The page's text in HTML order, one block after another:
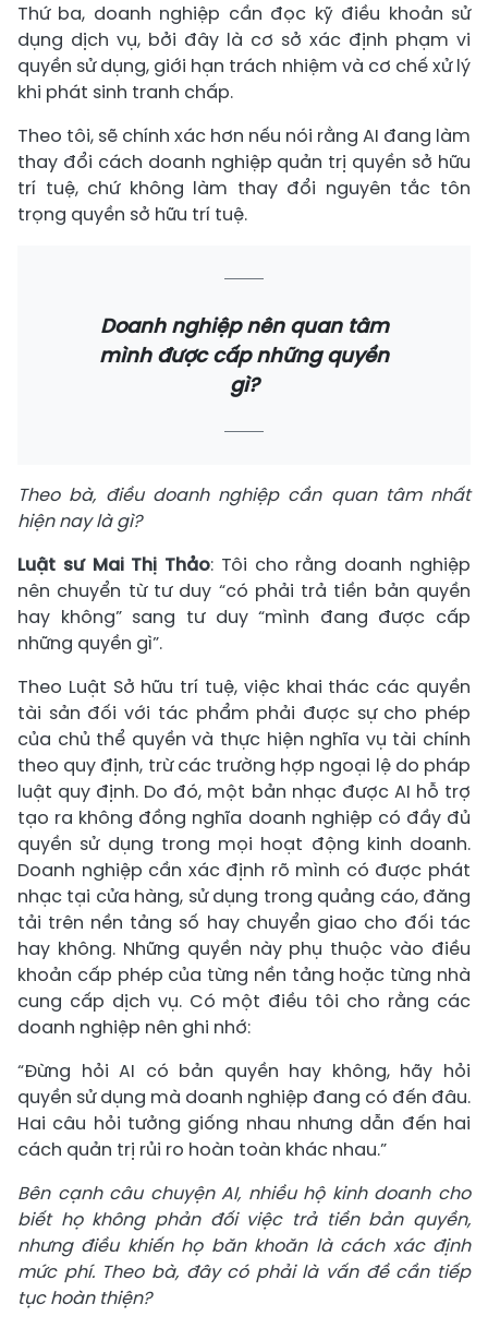
Thứ ba, doanh nghiệp cần đọc kỹ điều khoản sử
dụng dịch vụ, bởi đây là cơ sở xác định phạm vi
quyền sử dụng, giới hạn trách nhiệm và cơ chế xử lý
khi phát sinh tranh chấp.
Theo tôi, sẽ chính xác hơn nếu nói rằng AI đang làm
thay đổi cách doanh nghiệp quản trị quyền sở hữu
trí tuệ, chứ không làm thay đổi nguyên tắc tôn
trọng quyền sở hữu trí tuệ.
Doanh nghiệp nên quan tâm
mình được cấp những quyền
gì?
Theo bà, điều doanh nghiệp cần quan tâm nhất
hiện nay là gì?
Luật sư Mai Thị Thảo: Tôi cho rằng doanh nghiệp
nên chuyển từ tư duy “có phải trả tiền bản quyền
hay không” sang tư duy “mình đang được cấp
những quyền gì”.
Theo Luật Sở hữu trí tuệ, việc khai thác các quyền
tài sản đối với tác phẩm phải được sự cho phép
của chủ thể quyền và thực hiện nghĩa vụ tài chính
theo quy định, trừ các trường hợp ngoại lệ do pháp
luật quy định. Do đó, một bản nhạc được AI hỗ trợ
tạo ra không đồng nghĩa doanh nghiệp có đầy đủ
quyền sử dụng trong mọi hoạt động kinh doanh.
Doanh nghiệp cần xác định rõ mình có được phát
nhạc tại cửa hàng, sử dụng trong quảng cáo, đăng
tải trên nền tảng số hay chuyển giao cho đối tác
hay không. Những quyền này phụ thuộc vào điều
khoản cấp phép của từng nền tảng hoặc từng nhà
cung cấp dịch vụ. Có một điều tôi cho rằng các
doanh nghiệp nên ghi nhớ:
“Đừng hỏi AI có bản quyền hay không, hãy hỏi
quyền sử dụng mà doanh nghiệp đang có đến đâu.
Hai câu hỏi tưởng giống nhau nhưng dẫn đến hai
cách quản trị rủi ro hoàn toàn khác nhau.”
Bên cạnh câu chuyện AI, nhiều hộ kinh doanh cho
biết họ không phản đối việc trả tiền bản quyền,
nhưng điều khiến họ băn khoăn là cách xác định
mức phí. Theo bà, đây có phải là vấn đề cần tiếp
tục hoàn thiện?